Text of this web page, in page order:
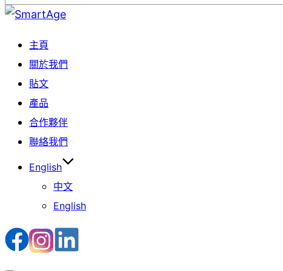
Skip
content
主頁
關於我們
貼文
產品
合作夥伴
聯絡我們
English
中文
English